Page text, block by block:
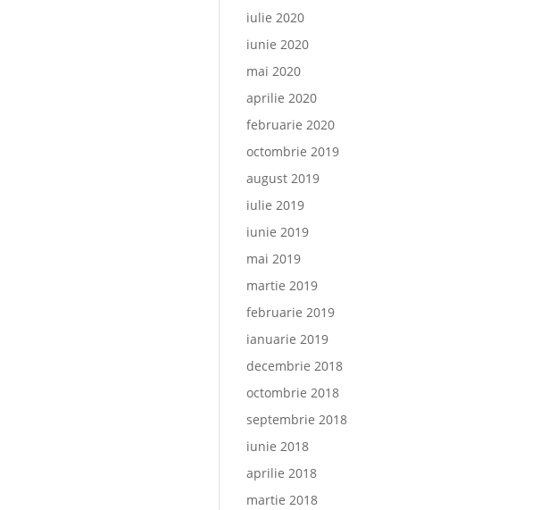
iulie 2020
iunie 2020
mai 2020
aprilie 2020
februarie 2020
octombrie 2019
august 2019
iulie 2019
iunie 2019
mai 2019
martie 2019
februarie 2019
ianuarie 2019
decembrie 2018
octombrie 2018
septembrie 2018
iunie 2018
aprilie 2018
martie 2018